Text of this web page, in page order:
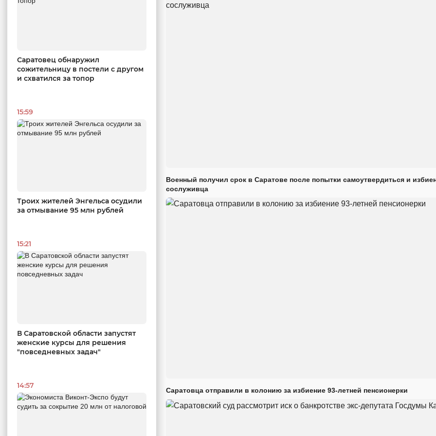
Саратовец обнаружил
сожительницу в постели с другом
и схватился за топор
15:59
Троих жителей Энгельса осудили
за отмывание 95 млн рублей
15:21
В Саратовской области запустят
женские курсы для решения
"повседневных задач"
14:57
Военный получил срок в Саратове после попытки самоутвердиться и
сослуживца
Саратовца отправили в колонию за избиение 93-летней пенсионерки